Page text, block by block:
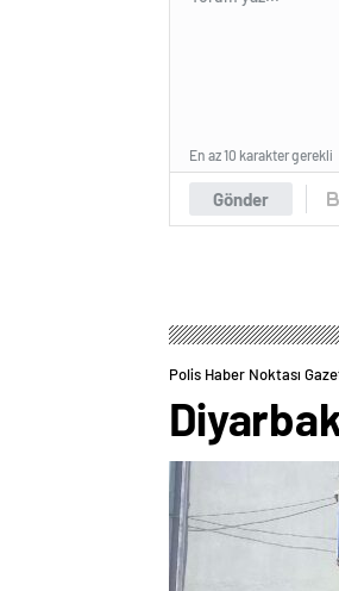
Gönder
En az 10 karakter gerekli
Polis Haber Noktası